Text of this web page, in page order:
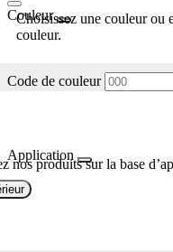
Couleur
Choisissez une couleur ou
couleur.
Code de couleur
Application
nos produits sur la base